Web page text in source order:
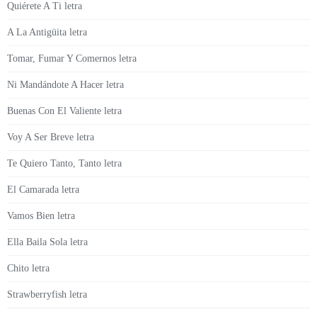
Quiérete A Ti letra
A La Antigüita letra
Tomar, Fumar Y Comernos letra
Ni Mandándote A Hacer letra
Buenas Con El Valiente letra
Voy A Ser Breve letra
Te Quiero Tanto, Tanto letra
El Camarada letra
Vamos Bien letra
Ella Baila Sola letra
Chito letra
Strawberryfish letra